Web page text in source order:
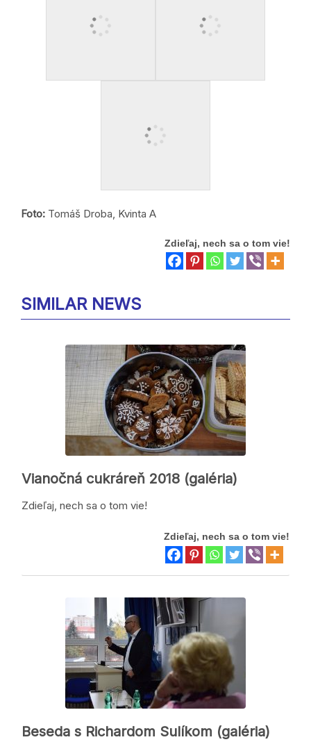
Foto: Tomáš Droba, Kvinta A
Zdieľaj, nech sa o tom vie!
SIMILAR NEWS
Vianočná cukráreň 2018 (galéria)
Zdieľaj, nech sa o tom vie!
Zdieľaj, nech sa o tom vie!
Beseda s Richardom Sulíkom (galéria)